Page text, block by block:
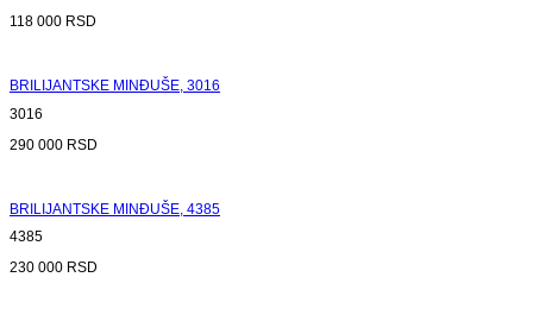
118 000 RSD
BRILIJANTSKE MINĐUŠE, 3016
3016
290 000 RSD
BRILIJANTSKE MINĐUŠE, 4385
4385
230 000 RSD